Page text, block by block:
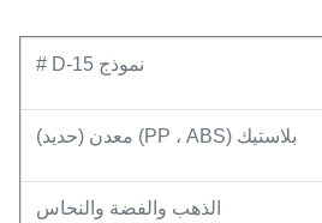
نموذج 15-D #
بلاستيك (PP ، ABS) معدن (حديد)
الذهب والفضة والنحاس